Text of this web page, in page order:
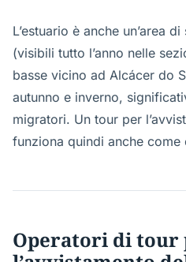
L’estuario è anche un’area
(visibili tutto l’anno nelle
basse vicino ad Alcácer do
autunno e inverno,
migratori. Un tour per
funziona quindi anche
Operatori di tour